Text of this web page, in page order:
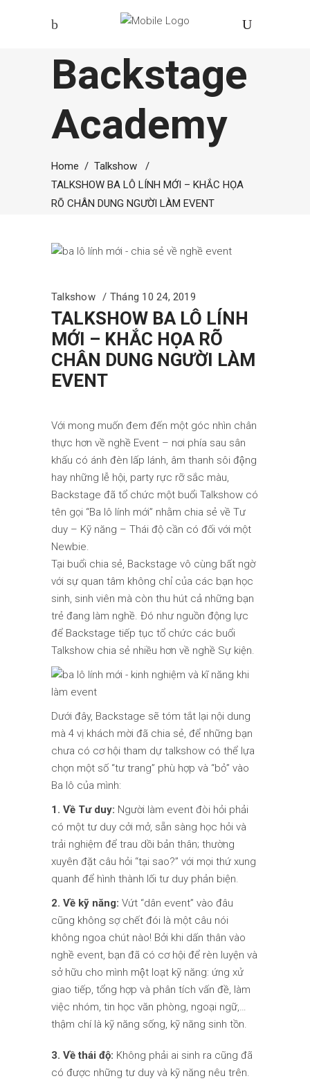
Backstage
Academy
Home / Talkshow
/
TALKSHOW BA LÔ LÍNH MỚI – KHẮC HỌA
RÕ CHÂN DUNG NGƯỜI LÀM EVENT
Talkshow Tháng 10 24, 2019
TALKSHOW BA LÔ LÍNH
MỚI – KHẮC HỌA RÕ
CHÂN DUNG NGƯỜI LÀM
EVENT
Với mong muốn đem đến một góc nhìn chân
thực hơn về nghề Event – nơi phía sau sân
khấu có ánh đèn lấp lánh, âm thanh sôi động
hay những lễ hội, party rực rỡ sắc màu,
Backstage đã tổ chức một buổi Talkshow có
tên gọi “Ba lô lính mới” nhằm chia sẻ về Tư
duy – Kỹ năng – Thái độ cần có đối với một
Newbie.
Tại buổi chia sẻ, Backstage vô cùng bất ngờ
với sự quan tâm không chỉ của các bạn học
sinh, sinh viên mà còn thu hút cả những bạn
trẻ đang làm nghề. Đó như nguồn động lực
để Backstage tiếp tục tổ chức các buổi
Talkshow chia sẻ nhiều hơn về nghề Sự kiện.
Dưới đây, Backstage sẽ tóm tắt lại nội dung
mà 4 vị khách mời đã chia sẻ, để những bạn
chưa có cơ hội tham dự talkshow có thể lựa
chọn một số “tư trang” phù hợp và “bỏ” vào
Ba lô của mình:
1. Về Tư duy: Người làm event đòi hỏi phải
có một tư duy cởi mở, sẵn sàng học hỏi và
trải nghiệm để trau dồi bản thân; thường
xuyên đặt câu hỏi “tại sao?” với mọi thứ xung
quanh để hình thành lối tư duy phản biện.
2. Về kỹ năng: Vứt “dân event” vào đâu
cũng không sợ chết đói là một câu nói
không ngoa chút nào! Bởi khi dấn thân vào
nghề event, bạn đã có cơ hội để rèn luyện và
sở hữu cho mình một loạt kỹ năng: ứng xử
giao tiếp, tổng hợp và phân tích vấn đề, làm
việc nhóm, tin học văn phòng, ngoại ngữ,…
thậm chí là kỹ năng sống, kỹ năng sinh tồn.
3. Về thái độ: Không phải ai sinh ra cũng đã
có được những tư duy và kỹ năng nêu trên.